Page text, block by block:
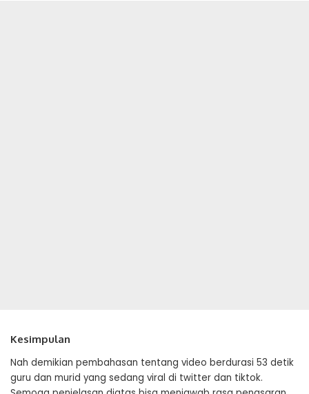
Kesimpulan
Nah demikian pembahasan tentang video berdurasi 53 detik
guru dan murid yang sedang viral di twitter dan tiktok.